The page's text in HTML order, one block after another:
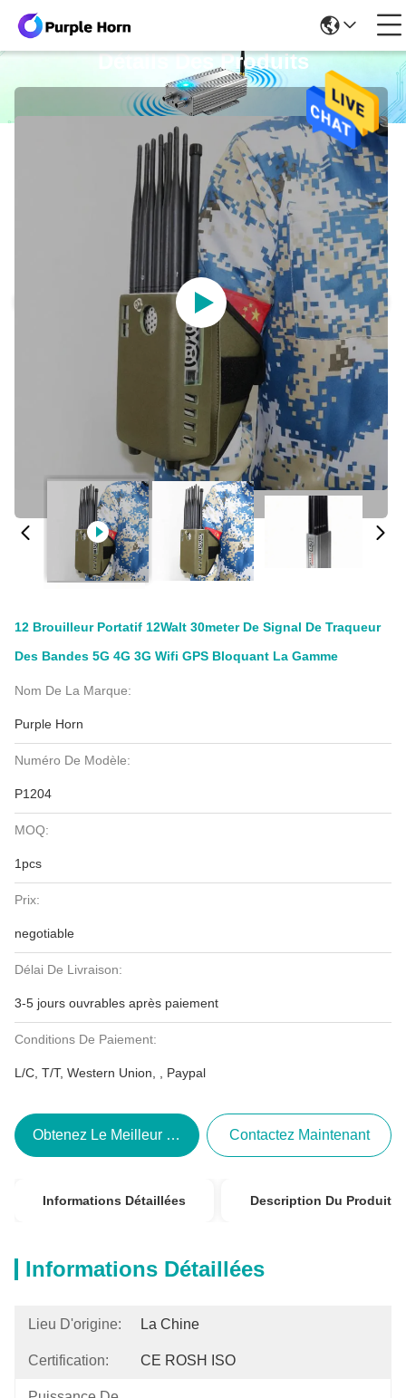
Détails Des Produits
12 Brouilleur Portatif 12Walt 30meter De Signal De Traqueur
Des Bandes 5G 4G 3G Wifi GPS Bloquant La Gamme
Nom De La Marque:
Purple Horn
Numéro De Modèle:
P1204
MOQ:
1pcs
Prix:
negotiable
Délai De Livraison:
3-5 jours ouvrables après paiement
Conditions De Paiement:
L/C, T/T, Western Union, , Paypal
Obtenez Le Meilleur Prix Contactez Maintenant
Informations Détaillées Description Du Produit
Informations Détaillées
Lieu D'origine: La Chine
Certification: CE ROSH ISO